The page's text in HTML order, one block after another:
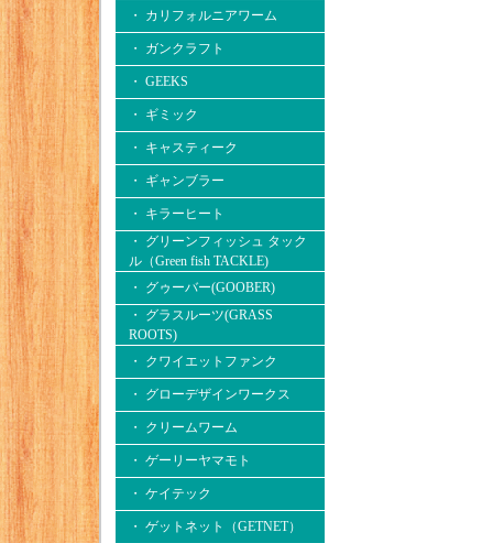
・ カリフォルニアワーム
・ ガンクラフト
・ GEEKS
・ ギミック
・ キャスティーク
・ ギャンブラー
・ キラーヒート
・ グリーンフィッシュ タック
ル（Green fish TACKLE)
・ グゥーバー(GOOBER)
・ グラスルーツ(GRASS
ROOTS)
・ クワイエットファンク
・ グローデザインワークス
・ クリームワーム
・ ゲーリーヤマモト
・ ケイテック
・ ゲットネット（GETNET）